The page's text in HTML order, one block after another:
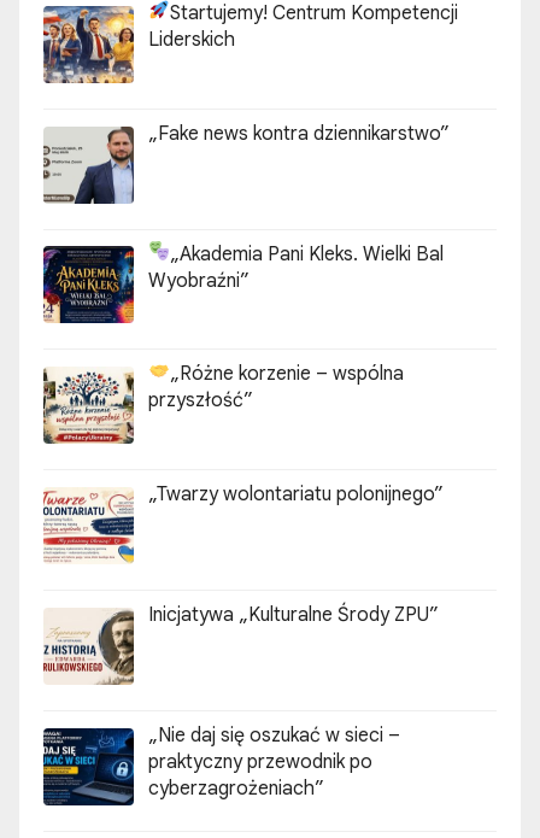
n
i
e
w
p
i
ó
w
Startujemy! Centrum Kompetencji
Liderskich
„Fake news kontra dziennikarstwo”
„Akademia Pani Kleks. Wielki Bal
Wyobraźni”
„Różne korzenie – wspólna
przyszłość”
„Twarzy wolontariatu polonijnego”
Inicjatywa „Kulturalne Środy ZPU”
„Nie daj się oszukać w sieci –
praktyczny przewodnik po
cyberzagrożeniach”